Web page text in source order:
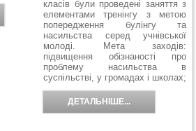
класів були проведені заняття з
елементамитренінгу з метою
попередження булінгу та
насильства серед учнівської
молоді. Мета заходів:
підвищення обізнаності про
проблему насильства в
суспільстві, у громадах і школах;
ДЕТАЛЬНІШЕ...